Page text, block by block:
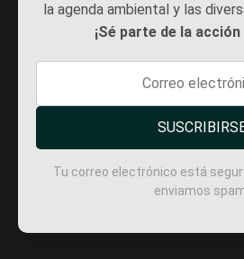
la agenda ambiental y las
¡Sé parte de la
Tu correo electrónico está
enviamos